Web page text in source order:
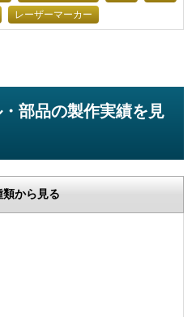
レーザーマーカー
部品の製作実績を見
類から見る